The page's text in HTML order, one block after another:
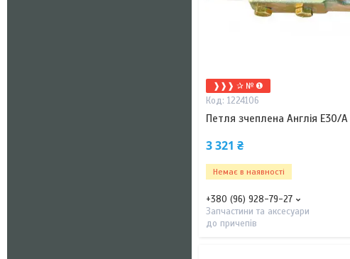
❱❱❱ ✰ № ❶
1224106
Петля зчеплена Англія E30/A
3 321 ₴
Немає в наявності
+380 (96) 928-79-27
Запчастини та аксесуари
до причепів